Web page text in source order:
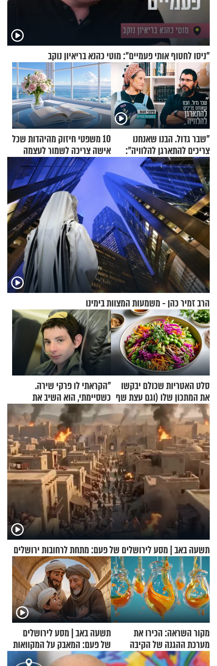
"ניסו לחטוף אותי פעמיים": מוטי כהנא בריאיון נוקב
"שבר גדול. הבנו שאנחנו
צריכים להתארגן להלוויה":
זוגיות במבחן, הפעם עם מרים
וגד דנינו
10 משפטי חיזוק מהיהדות שכל
אישה צריכה לשמור לעצמה
הרב זמיר כהן - משמעות המצוות בימינו
סלט האטריות שכולם יבקשו
את המתכון שלו (וגם עצת שף
להגשת הרוטב)
"הקראתי לו פרקי שירה.
כשסיימתי, הוא השיב את
נשמתו לבורא"
תשעה באב | מסע לירושלים של פעם: מתחת לרחובות ירושלים
מקור השראה: הכירו את
מערכת ההגנה של הקיבה
תשעה באב | מסע לירושלים
של פעם: המאבק על המקוואות